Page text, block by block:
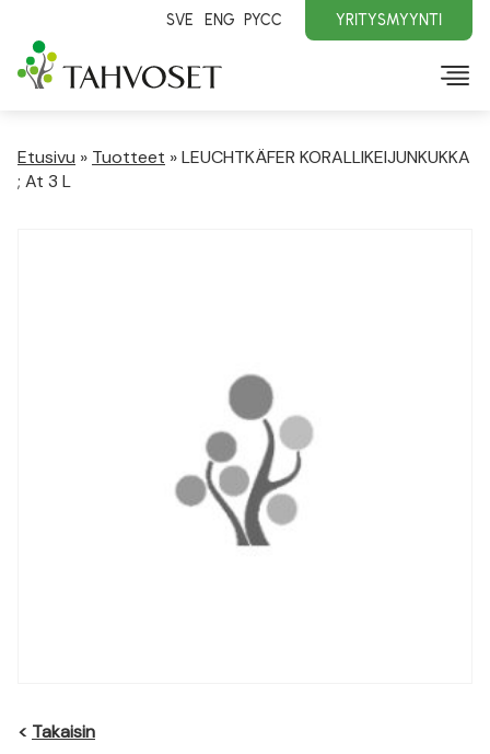
SVE ENG PYCC YRITYSMYYNTI
Etusivu » Tuotteet »LEUCHTKÄFER KORALLIKEIJUNKUKKA
; At 3 L
< Takaisin